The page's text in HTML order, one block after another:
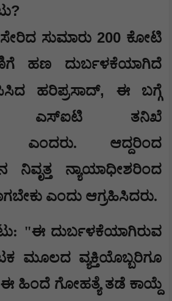
?
ಸುಮಾರು 200 ಕೋಟಿ
ಹಣ ದುರ್ಬಳಕೆಯಾಗಿದೆ
ಹರಿಪ್ರಸಾದ್, ಈ ಬಗ್ಗೆ
ಎಸ್‌ಐಟಿ ತನಿಖೆ
ಎಂದರು. ಆದ್ದರಿಂದ
ನಿವೃತ್ತ ನ್ಯಾಯಾಧೀಶರಿಂದ
ಎಂದು ಆಗ್ರಹಿಸಿದರು.
"ಈ ದುರ್ಬಳಕೆಯಾಗಿರುವ
ಮೂಲದ ವ್ಯಕ್ತಿಯೊಬ್ಬರಿಗೂ
ಈ ಹಿಂದೆ ಗೋಹತ್ಯೆ ತಡೆ ಕಾಯ್ದೆ